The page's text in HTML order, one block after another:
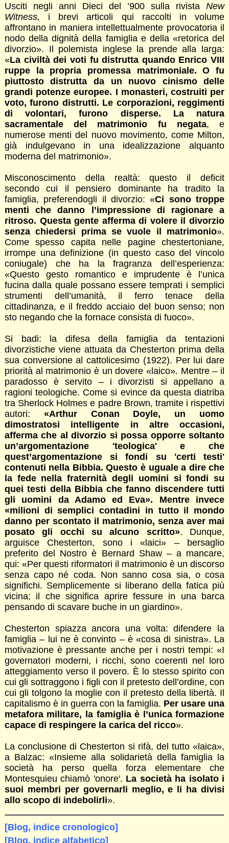
Usciti negli anni Dieci del ’900 sulla rivista New
Witness, i brevi articoli qui raccolti in volume
affrontano in maniera intellettualmente provocatoria il
nodo della dignità della famiglia e della «retorica del
divorzio». Il polemista inglese la prende alla larga:
«La civiltà dei voti fu distrutta quando Enrico VIII
ruppe la propria promessa matrimoniale. O fu
piuttosto distrutta da un nuovo cinismo delle
grandi potenze europee. I monasteri, costruiti per
voto, furono distrutti. Le corporazioni, reggimenti
di volontari, furono disperse. La natura
sacramentale del matrimonio fu negata, e
numerose menti del nuovo movimento, come Milton,
già indulgevano in una idealizzazione alquanto
moderna del matrimonio».
Misconoscimento della realtà: questo il deficit
secondo cui il pensiero dominante ha tradito la
famiglia, preferendogli il divorzio: «Ci sono troppe
menti che danno l’impressione di ragionare a
ritroso. Questa gente afferma di volere il divorzio
senza chiedersi prima se vuole il matrimonio».
Come spesso capita nelle pagine chestertoniane,
irrompe una definizione (in questo caso del vincolo
coniugale) che ha la fragranza dell’esperienza:
«Questo gesto romantico e imprudente è l’unica
fucina dalla quale possano essere temprati i semplici
strumenti dell’umanità, il ferro tenace della
cittadinanza, e il freddo acciaio del buon senso; non
sto negando che la fornace consista di fuoco».
Si badi: la difesa della famiglia da tentazioni
divorzistiche viene attuata da Chesterton prima della
sua conversione al cattolicesimo (1922). Per lui dare
priorità al matrimonio è un dovere «laico». Mentre – il
paradosso è servito – i divorzisti si appellano a
ragioni teologiche. Come si evince da questa diatriba
tra Sherlock Holmes e padre Brown, tramite i rispettivi
autori: «Arthur Conan Doyle, un uomo
dimostratosi intelligente in altre occasioni,
afferma che al divorzio si possa opporre soltanto
un’argomentazione 'teologica' e che
quest’argomentazione si fondi su 'certi testi'
contenuti nella Bibbia. Questo è uguale a dire che
la fede nella fraternità degli uomini si fondi su
quei testi della Bibbia che fanno discendere tutti
gli uomini da Adamo ed Eva». Mentre invece
«milioni di semplici contadini in tutto il mondo
danno per scontato il matrimonio, senza aver mai
posato gli occhi su alcuno scritto». Dunque,
arguisce Chesterton, sono i «laici» – bersaglio
preferito del Nostro è Bernard Shaw – a mancare,
qui: «Per questi riformatori il matrimonio è un discorso
senza capo né coda. Non sanno cosa sia, o cosa
significhi. Semplicemente si liberano della fatica più
vicina; il che significa aprire fessure in una barca
pensando di scavare buche in un giardino».
Chesterton spiazza ancora una volta: difendere la
famiglia – lui ne è convinto – è «cosa di sinistra». La
motivazione è pressante anche per i nostri tempi: «I
governatori moderni, i ricchi, sono coerenti nel loro
atteggiamento verso il povero. È lo stesso spirito con
cui gli sottraggono i figli con il pretesto dell’ordine, con
cui gli tolgono la moglie con il pretesto della libertà. Il
capitalismo è in guerra con la famiglia. Per usare una
metafora militare, la famiglia è l’unica formazione
capace di respingere la carica del ricco».
La conclusione di Chesterton si rifà, del tutto «laica»,
a Balzac: «Insieme alla solidarietà della famiglia la
società ha perso quella forza elementare che
Montesquieu chiamò 'onore'. La società ha isolato i
suoi membri per governarli meglio, e li ha divisi
allo scopo di indebolirli».
[Blog, indice cronologico]
[Blog, indice alfabetico]